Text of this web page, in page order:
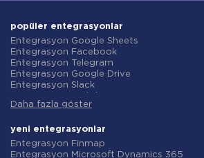
popüler entegrasyonlar
Entegrasyon Google Sheets
Entegrasyon Facebook
Entegrasyon Telegram
Entegrasyon Google Drive
Entegrasyon Slack
Entegrasyon Gmail
Entegrasyon ClickUp
Entegrasyon Airtable
Entegrasyon Google Contacts
Daha fazla göster
yeni entegrasyonlar
Entegrasyon Finmap
Entegrasyon Microsoft Dynamics 365